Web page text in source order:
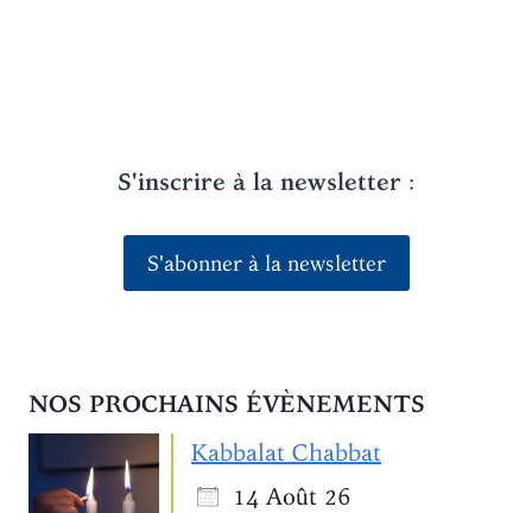
S'inscrire à la newsletter :
S'abonner à la newsletter
NOS PROCHAINS ÉVÈNEMENTS
Kabbalat Chabbat
14 Août 26